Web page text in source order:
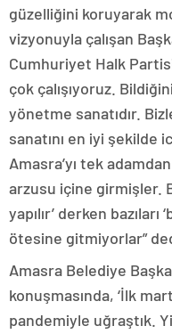
güzelliğini koruyarak
vizyonuyla çalışan
Cumhuriyet Halk
çok çalışıyoruz.
yönetme sanatıdır.
sanatını en iyi şekilde
Amasra’yı tek
arzusu içine girmişler.
yapılır’ derken
ötesine gitmiyorlar”
Amasra Belediye
konuşmasında, ‘İlk
pandemiyle uğraştık.